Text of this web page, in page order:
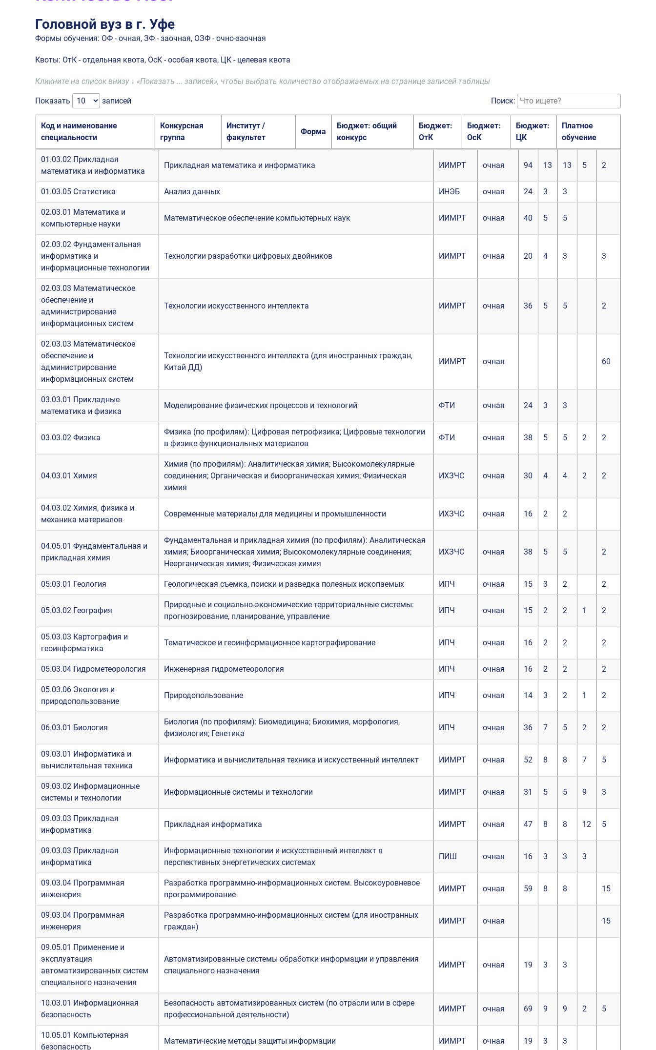
Головной вуз в г. Уфе
Формы обучения: ОФ - очная, ЗФ - заочная, ОЗФ - очно-заочная
Квоты: ОтК - отдельная квота, ОсК - особая квота, ЦК - целевая квота
Кликните на список внизу ↓ «Показать ... записей», чтобы выбрать количество отображаемых на странице записей таблицы
Показать записей Поиск:
Код и наименование
специальности
Конкурсная
группа
Институт /
факультет
Форма
Бюджет: общий
конкурс
Бюджет:
ОтК
Бюджет:
ОсК
Бюджет:
ЦК
Платное
обучение
01.03.02 Прикладная
математика и информатика
Прикладная математика и информатика ИИМРТ очная 94 13 13 5 2
01.03.05 Статистика Анализ данных ИНЭБ очная 24 3 3
02.03.01 Математика и
компьютерные науки
Математическое обеспечение компьютерных наук ИИМРТ очная 40 5 5
02.03.02 Фундаментальная
информатика и
информационные технологии
Технологии разработки цифровых двойников ИИМРТ очная 20 4 3 3
02.03.03 Математическое
обеспечение и
администрирование
информационных систем
Технологии искусственного интеллекта ИИМРТ очная 36 5 5 2
02.03.03 Математическое
обеспечение и
администрирование
информационных систем
Технологии искусственного интеллекта (для иностранных граждан,
Китай ДД)
ИИМРТ очная 60
03.03.01 Прикладные
математика и физика
Моделирование физических процессов и технологий ФТИ очная 24 3 3
03.03.02 Физика
Физика (по профилям): Цифровая петрофизика; Цифровые технологии
в физике функциональных материалов
ФТИ очная 38 5 5 2 2
04.03.01 Химия
Химия (по профилям): Аналитическая химия; Высокомолекулярные
соединения; Органическая и биоорганическая химия; Физическая
химия
ИХЗЧС очная 30 4 4 2 2
04.03.02 Химия, физика и
механика материалов
Современные материалы для медицины и промышленности ИХЗЧС очная 16 2 2
04.05.01 Фундаментальная и
прикладная химия
Фундаментальная и прикладная химия (по профилям): Аналитическая
химия; Биоорганическая химия; Высокомолекулярные соединения;
Неорганическая химия; Физическая химия
ИХЗЧС очная 38 5 5 2
05.03.01 Геология Геологическая съемка, поиски и разведка полезных ископаемых ИПЧ очная 15 3 2 2
05.03.02 География
Природные и социально-экономические территориальные системы:
прогнозирование, планирование, управление
ИПЧ очная 15 2 2 1 2
05.03.03 Картография и
геоинформатика
Тематическое и геоинформационное картографирование ИПЧ очная 16 2 2 2
05.03.04 Гидрометеорология Инженерная гидрометеорология ИПЧ очная 16 2 2 2
05.03.06 Экология и
природопользование
Природопользование ИПЧ очная 14 3 2 1 2
06.03.01 Биология
Биология (по профилям): Биомедицина; Биохимия, морфология,
физиология; Генетика
ИПЧ очная 36 7 5 2 2
09.03.01 Информатика и
вычислительная техника
Информатика и вычислительная техника и искусственный интеллект ИИМРТ очная 52 8 8 7 5
09.03.02 Информационные
системы и технологии
Информационные системы и технологии ИИМРТ очная 31 5 5 9 3
09.03.03 Прикладная
информатика
Прикладная информатика ИИМРТ очная 47 8 8 12 5
09.03.03 Прикладная
информатика
Информационные технологии и искусственный интеллект в
перспективных энергетических системах
ПИШ очная 16 3 3 3
09.03.04 Программная
инженерия
Разработка программно-информационных систем. Высокоуровневое
программирование
ИИМРТ очная 59 8 8 15
09.03.04 Программная
инженерия
Разработка программно-информационных систем (для иностранных
граждан)
ИИМРТ очная 15
09.05.01 Применение и
эксплуатация
автоматизированных систем
специального назначения
Автоматизированные системы обработки информации и управления
специального назначения
ИИМРТ очная 19 3 3
10.03.01 Информационная
безопасность
Безопасность автоматизированных систем (по отрасли или в сфере
профессиональной деятельности)
ИИМРТ очная 69 9 9 2 5
10.05.01 Компьютерная
безопасность
Математические методы защиты информации ИИМРТ очная 19 3 3